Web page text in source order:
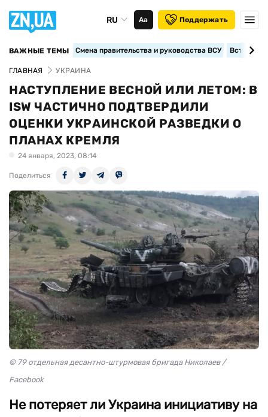
RU Аа Поддержать
ВАЖНЫЕ ТЕМЫ Смена правительства и руководства ВСУ
ГЛАВНАЯ УКРАИНА
НАСТУПЛЕНИЕ ВЕСНОЙ ИЛИ ЛЕТОМ: В
ISW ЧАСТИЧНО ПОДТВЕРДИЛИ
ОЦЕНКИ УКРАИНСКОЙ РАЗВЕДКИ О
ПЛАНАХ КРЕМЛЯ
24 января, 2023, 08:14
Поделиться
© 79 отдельная десантно-штурмовая бригада Николаев /
Facebook
Не потеряет ли Украина инициативу на